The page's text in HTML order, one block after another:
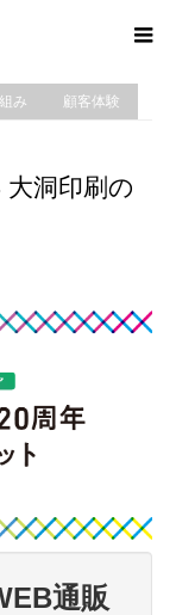
み 顧客体験
洞印刷の
通販